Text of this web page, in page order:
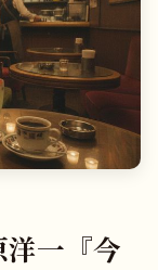
一『今